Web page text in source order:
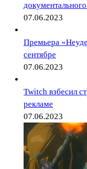
07.06.2023
Премьера
сентябре
07.06.2023
Twitch взбесил
рекламе
07.06.2023